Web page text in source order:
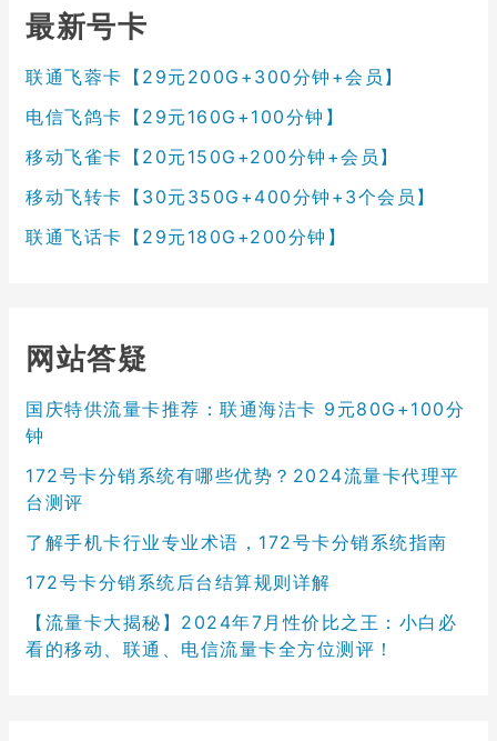
最新号卡
联通飞蓉卡【29元200G+300分钟+会员】
电信飞鸽卡【29元160G+100分钟】
移动飞雀卡【20元150G+200分钟+会员】
移动飞转卡【30元350G+400分钟+3个会员】
联通飞话卡【29元180G+200分钟】
网站答疑
国庆特供流量卡推荐：联通海洁卡 9元80G+100分
钟
172号卡分销系统有哪些优势？2024流量卡代理平
台测评
了解手机卡行业专业术语，172号卡分销系统指南
172号卡分销系统后台结算规则详解
【流量卡大揭秘】2024年7月性价比之王：小白必
看的移动、联通、电信流量卡全方位测评！